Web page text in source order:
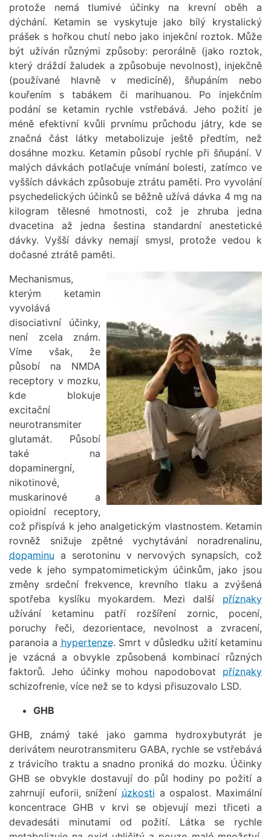
protože nemá tlumivé účinky na krevní oběh a
dýchání. Ketamin se vyskytuje jako bílý krystalický
prášek s hořkou chutí nebo jako injekční roztok. Může
být užíván různými způsoby: perorálně (jako roztok,
který dráždí žaludek a způsobuje nevolnost), injekčně
(používané hlavně v medicíně), šňupáním nebo
kouřením s tabákem či marihuanou. Po injekčním
podání se ketamin rychle vstřebává. Jeho požití je
méně efektivní kvůli prvnímu průchodu játry, kde se
značná část látky metabolizuje ještě předtím, než
dosáhne mozku. Ketamin působí rychle při šňupání. V
malých dávkách potlačuje vnímání bolesti, zatímco ve
vyšších dávkách způsobuje ztrátu paměti. Pro vyvolání
psychedelických účinků se běžně užívá dávka 4 mg na
kilogram tělesné hmotnosti, což je zhruba jedna
dvacetina až jedna šestina standardní anestetické
dávky. Vyšší dávky nemají smysl, protože vedou k
dočasné ztrátě paměti.
Mechanismus,
kterým ketamin
vyvolává
disociativní účinky,
není zcela znám.
Víme však, že
působí na NMDA
receptory v mozku,
kde blokuje
excitační
neurotransmiter
glutamát. Působí
také na
dopaminergní,
nikotinové,
muskarinové a
opioidní receptory,
což přispívá k jeho analgetickým vlastnostem. Ketamin
rovněž snižuje zpětné vychytávání noradrenalinu,
dopaminu a serotoninu v nervových synapsích, což
vede k jeho sympatomimetickým účinkům, jako jsou
změny srdeční frekvence, krevního tlaku a zvýšená
spotřeba kyslíku myokardem. Mezi další příznaky
užívání ketaminu patří rozšíření zornic, pocení,
poruchy řeči, dezorientace, nevolnost a zvracení,
paranoia a hypertenze. Smrt v důsledku užití ketaminu
je vzácná a obvykle způsobená kombinací různých
faktorů. Jeho účinky mohou napodobovat příznaky
schizofrenie, více než se to kdysi přisuzovalo LSD.
GHB
GHB, známý také jako gamma hydroxybutyrát je
derivátem neurotransmiteru GABA, rychle se vstřebává
z trávicího traktu a snadno proniká do mozku. Účinky
GHB se obvykle dostavují do půl hodiny po požití a
zahrnují euforii, snížení úzkosti a ospalost. Maximální
koncentrace GHB v krvi se objevují mezi třiceti a
devadesáti minutami od požití. Látka se rychle